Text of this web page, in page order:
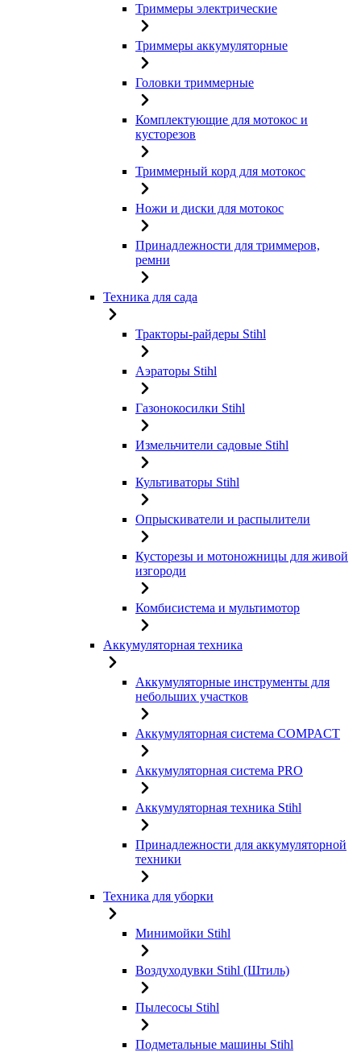
Триммеры электрические
Триммеры аккумуляторные
Головки триммерные
Комплектующие для мотокос и
кусторезов
Триммерный корд для мотокос
Ножи и диски для мотокос
Принадлежности для триммеров,
ремни
Техника для сада
Тракторы-райдеры Stihl
Аэраторы Stihl
Газонокосилки Stihl
Измельчители садовые Stihl
Культиваторы Stihl
Опрыскиватели и распылители
Кусторезы и мотоножницы для живой
изгороди
Комбисистема и мультимотор
Аккумуляторная техника
Аккумуляторные инструменты для
небольших участков
Аккумуляторная система COMPACT
Аккумуляторная система PRO
Аккумуляторная техника Stihl
Принадлежности для аккумуляторной
техники
Техника для уборки
Минимойки Stihl
Воздуходувки Stihl (Штиль)
Пылесосы Stihl
Подметальные машины Stihl